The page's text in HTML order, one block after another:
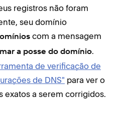
registros não foram
seu domínio
com a mensagem
a posse do domínio.
de verificação de
de DNS" para ver o
exatos a serem corrigidos.